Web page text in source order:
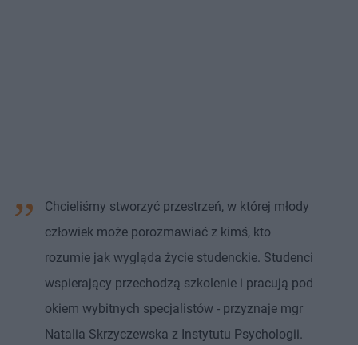
Chcieliśmy stworzyć przestrzeń, w której młody
człowiek może porozmawiać z kimś, kto
rozumie jak wygląda życie studenckie. Studenci
wspierający przechodzą szkolenie i pracują pod
okiem wybitnych specjalistów - przyznaje mgr
Natalia Skrzyczewska z Instytutu Psychologii.